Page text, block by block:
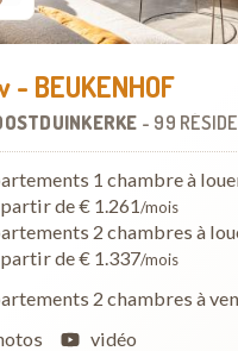
- BEUKENHOF
- 99
1 chambre à
de € 1.261/mois
2 chambres à
de € 1.337/mois
2 chambres à
vidéo